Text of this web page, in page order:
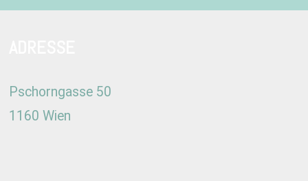
Pschorngasse 50
1160 Wien